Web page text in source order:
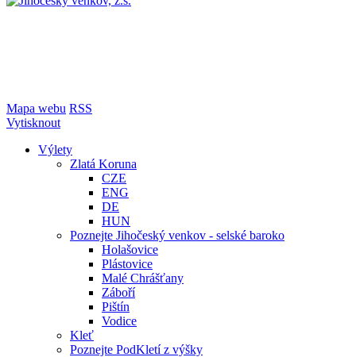
Mapa webu RSS
Vytisknout
Výlety
Zlatá Koruna
CZE
ENG
DE
HUN
Poznejte Jihočeský venkov - selské baroko
Holašovice
Plástovice
Malé Chrášťany
Záboří
Pištín
Vodice
Kleť
Poznejte PodKletí z výšky